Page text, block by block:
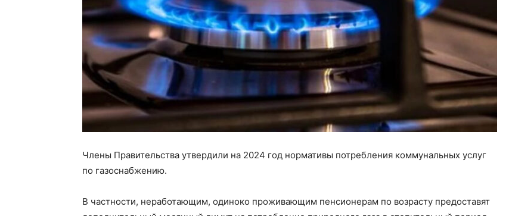
Члены Правительства утвердили на 2024 год нормативы потребления коммунальных услуг
по газоснабжению.
В частности, неработающим, одиноко проживающим пенсионерам по возрасту предоставят